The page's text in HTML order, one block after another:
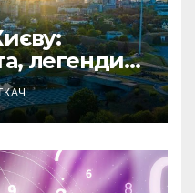
легенди
історики